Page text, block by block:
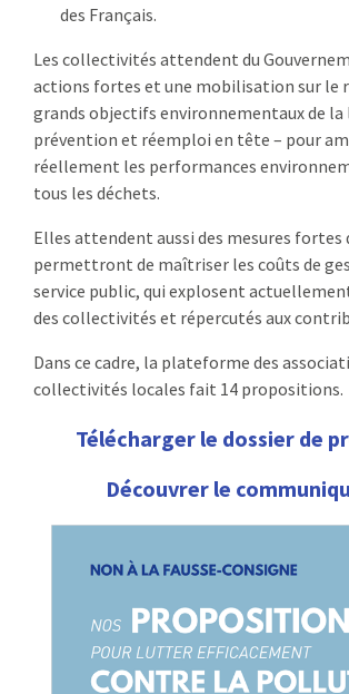
des Français.
Les collectivités attendent du
actions fortes et une mobilisation sur le
grands objectifs environnementaux de la
prévention et réemploi en tête – pour
réellement les performances
tous les déchets.
Elles attendent aussi des mesures fortes
permettront de maîtriser les coûts de
service public, qui explosent
des collectivités et répercutés aux
Dans ce cadre, la plateforme des
collectivités locales fait 14 propositions.
Télécharger le dossier de
Découvrer le